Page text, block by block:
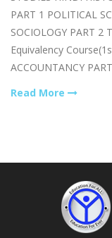
PART 1 POLITICAL
SOCIOLOGY PART 2
Equivalency
ACCOUNTANCY
Read More